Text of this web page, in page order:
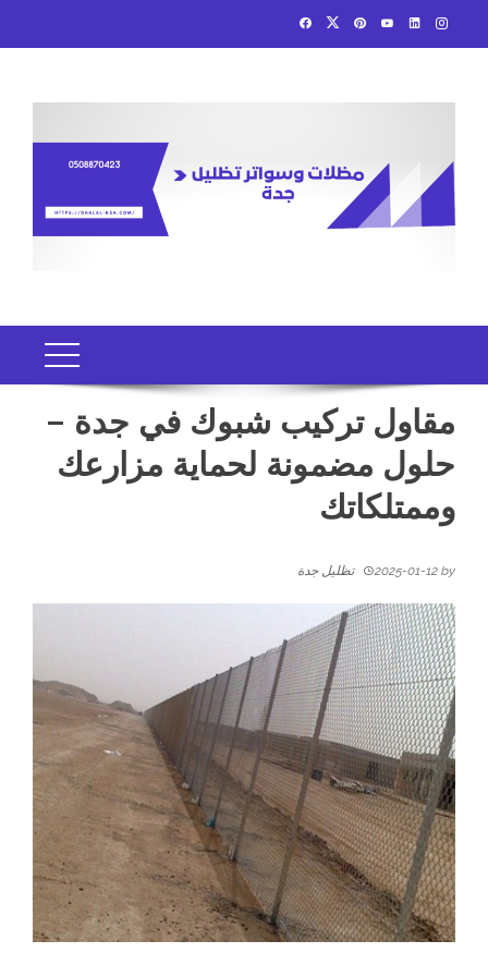
مقاول تركيب شبوك في جدة –
حلول مضمونة لحماية مزارعك
وممتلكاتك
2025-01-12 by تظليل جدة